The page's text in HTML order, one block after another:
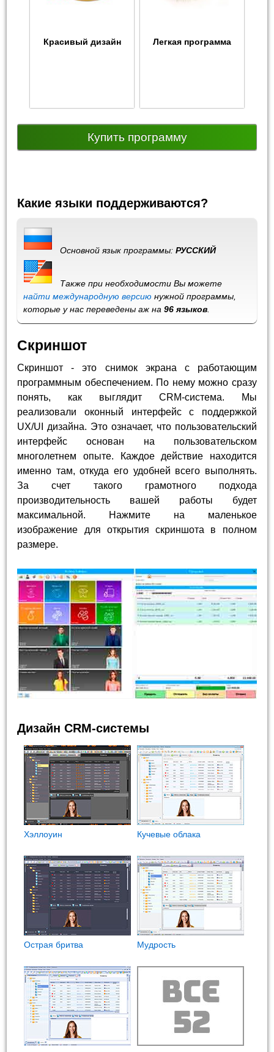
Красивый дизайн Легкая программа
Купить программу
Какие языки поддерживаются?
Основной язык программы:РУССКИЙ
Также при необходимости Вы можете
найти международную версию нужной программы,
которые у нас переведены аж на96 языков
Скриншот
Скриншот - это снимок экрана с работающим
программным обеспечением. По нему можно сразу
понять, как выглядит CRM-система. Мы
реализовали оконный интерфейс с поддержкой
UX/UI дизайна. Это означает, что пользовательский
интерфейс основан на пользовательском
многолетнем опыте. Каждое действие находится
именно там, откуда его удобней всего выполнять.
За счет такого грамотного подхода
производительность вашей работы будет
максимальной. Нажмите на маленькое
изображение для открытия скриншота в полном
размере.
Дизайн CRM-системы
Хэллоуин Кучевые облака
Острая бритва Мудрость